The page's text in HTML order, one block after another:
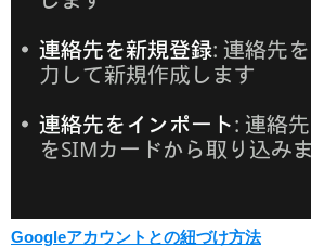
Googleアカウントとの紐づけ方法